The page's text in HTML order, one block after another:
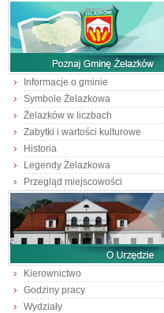
Informacje o gminie
Symbole Żelazkowa
Żelazków w liczbach
Zabytki i wartości kulturowe
Historia
Legendy Żelazkowa
Przegląd miejscowości
Kierownictwo
Godziny pracy
Wydziały